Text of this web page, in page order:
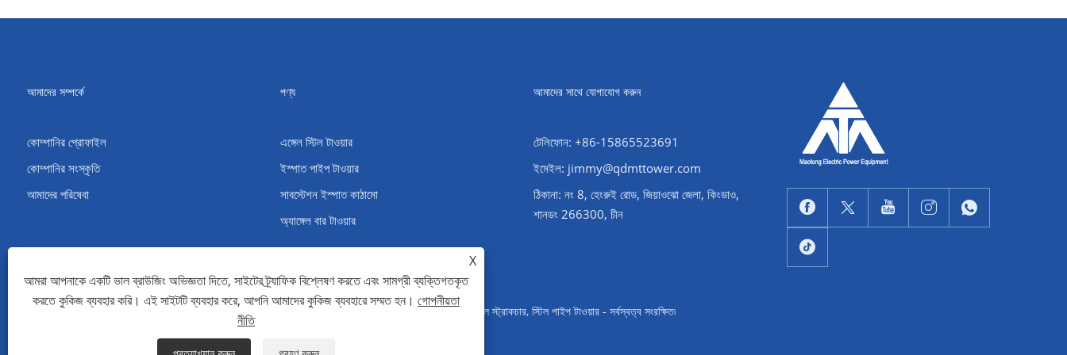
আমাদের সম্পর্কে
কোম্পানির প্রোফাইল
কোম্পানির সংস্কৃতি
আমাদের পরিষেবা
পণ্য
এঙ্গেল স্টিল টাওয়ার
ইস্পাত পাইপ টাওয়ার
সাবস্টেশন ইস্পাত কাঠামো
অ্যাঙ্গেল বার টাওয়ার
আমাদের সাথে যোগাযোগ করুন
টেলিফোন: +86-15865523691
ইমেইল: jimmy@qdmttower.com
ঠিকানা: নং 8, হেংরুই রোড, জিয়াওঝো জেলা, কিংডাও,
শানডং 266300, চীন
কপিরাইট © 2022 Qingdao Maotong Power Equipment Co., Ltd. - অ্যাঙ্গেল স্টিল টাওয়ার, সাবস্টেশন স্টিল স্ট্রাকচার, স্টিল পাইপ টাওয়ার - সর্বস্বত্ব সংরক্ষিত৷
XML গোপনীয়তা নীতি
X
আমরা আপনাকে একটি ভাল ব্রাউজিং অভিজ্ঞতা দিতে, সাইটের ট্র্যাফিক বিশ্লেষণ করতে এবং সামগ্রী ব্যক্তিগতকৃত
করতে কুকিজ ব্যবহার করি। এই সাইটটি ব্যবহার করে, আপনি আমাদের কুকিজ ব্যবহারে সম্মত হন। গোপনীয়তা
নীতি